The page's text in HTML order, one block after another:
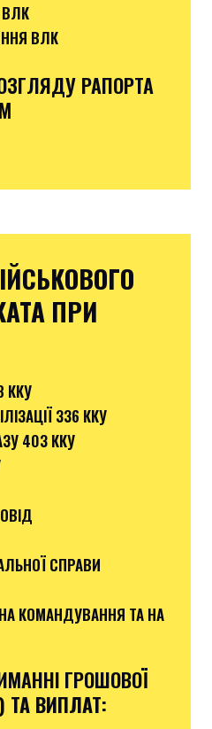
ВЛК
РАПОРТА
ПРИ
ККУ
336 ККУ
403 ККУ
СПРАВИ
КОМАНДУВАННЯ ТА НА
ГРОШОВОЇ
ТА ВИПЛАТ: